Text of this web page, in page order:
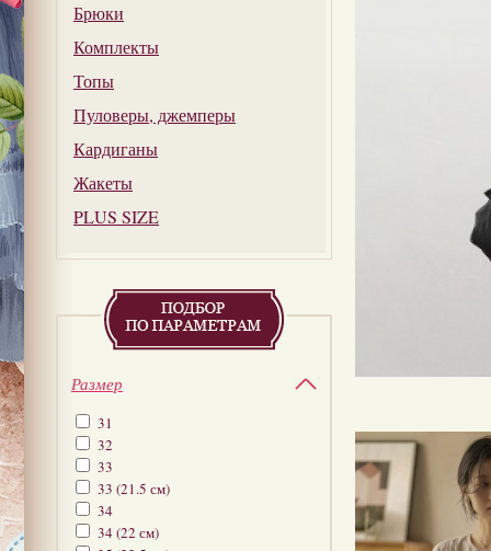
Брюки
Комплекты
Топы
Пуловеры, джемперы
Кардиганы
Жакеты
PLUS SIZE
Размер
31
32
33
33 (21.5 см)
34
34 (22 см)